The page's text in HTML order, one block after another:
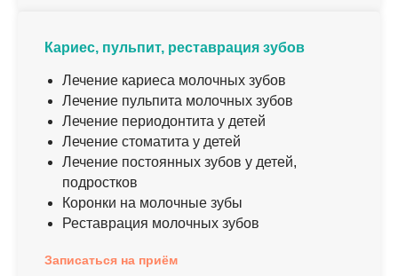
Кариес, пульпит, реставрация зубов
Лечение кариеса молочных зубов
Лечение пульпита молочных зубов
Лечение периодонтита у детей
Лечение стоматита у детей
Лечение постоянных зубов у детей,
подростков
Коронки на молочные зубы
Реставрация молочных зубов
Записаться на приём